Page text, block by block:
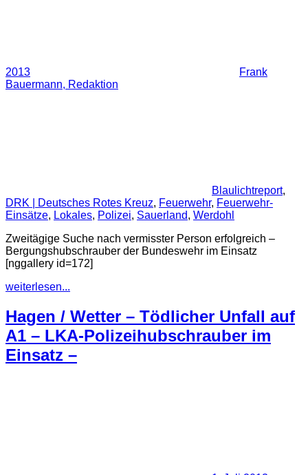
2013
Frank
Bauermann, Redaktion
Blaulichtreport,
DRK | Deutsches Rotes Kreuz, Feuerwehr, Feuerwehr-
Einsätze, Lokales, Polizei, Sauerland, Werdohl
Zweitägige Suche nach vermisster Person erfolgreich –
Bergungshubschrauber der Bundeswehr im Einsatz
[nggallery id=172]
weiterlesen...
Hagen / Wetter – Tödlicher Unfall auf
A1 – LKA-Polizeihubschrauber im
Einsatz –